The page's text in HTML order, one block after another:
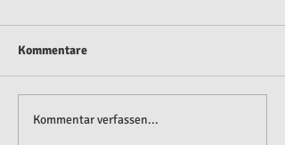
Kommentare
Kommentar verfassen...